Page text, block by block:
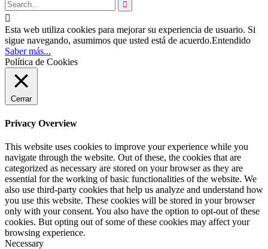


Esta web utiliza cookies para mejorar su experiencia de usuario. Si
sigue navegando, asumimos que usted está de acuerdo.Entendido
Saber más...
Política de Cookies
Cerrar
Privacy Overview
This website uses cookies to improve your experience while you
navigate through the website. Out of these, the cookies that are
categorized as necessary are stored on your browser as they are
essential for the working of basic functionalities of the website. We
also use third-party cookies that help us analyze and understand how
you use this website. These cookies will be stored in your browser
only with your consent. You also have the option to opt-out of these
cookies. But opting out of some of these cookies may affect your
browsing experience.
Necessary